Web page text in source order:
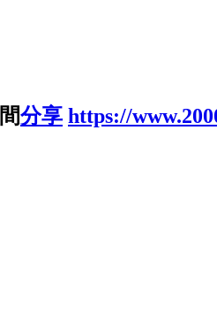
分享 https://